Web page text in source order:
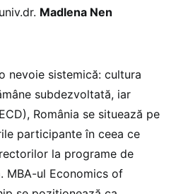
Madlena Nen
nevoie sistemică: cultura
subdezvoltată, iar
România se situează pe
participante în ceea ce
la programe de
MBA-ul Economics of